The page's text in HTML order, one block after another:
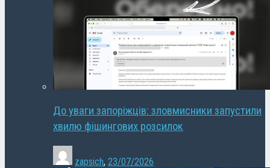
До уваги запоріжців: зловмисники запустили
хвилю фішингових розсилок
zapsich, 23/07/2026